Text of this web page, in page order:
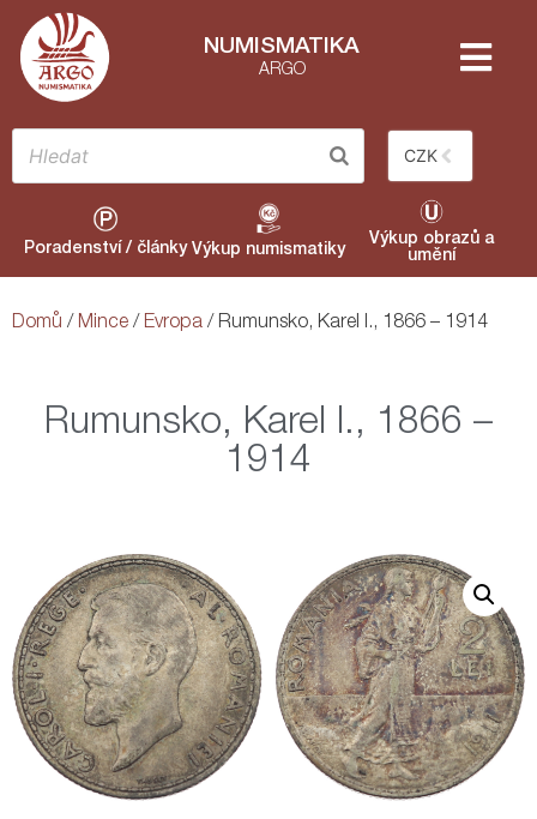
NUMISMATIKA
ARGO
CZK
Poradenství / články Výkup numismatiky
Výkup obrazů a
umění
Domů / Mince / Evropa / Rumunsko, Karel I., 1866 – 1914
Rumunsko, Karel I., 1866 –
1914